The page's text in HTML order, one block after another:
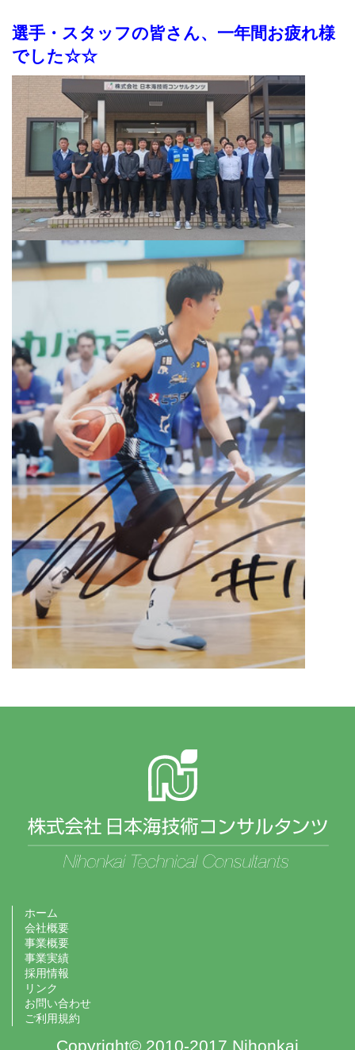
選手・スタッフの皆さん、一年間お疲れ様
でした☆☆
ホーム
会社概要
事業概要
事業実績
採用情報
リンク
お問い合わせ
ご利用規約
Copyright© 2010-2017 Nihonkai